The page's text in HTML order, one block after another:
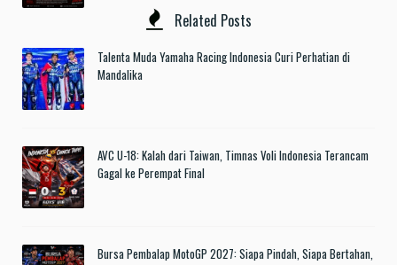
Related Posts
Talenta Muda Yamaha Racing Indonesia Curi Perhatian di
Mandalika
AVC U-18: Kalah dari Taiwan, Timnas Voli Indonesia Terancam
Gagal ke Perempat Final
Bursa Pembalap MotoGP 2027: Siapa Pindah, Siapa Bertahan,